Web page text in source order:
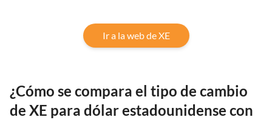
Ir a la web de XE
¿Cómo se compara el tipo de cambio
de XE para dólar estadounidense con